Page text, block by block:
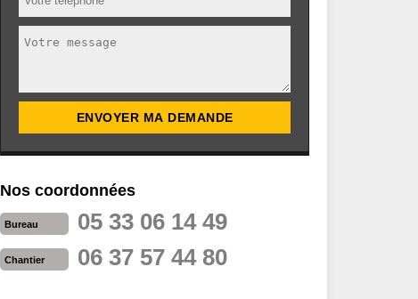
Nos coordonnées
Bureau 05 33 06 14 49
Chantier 06 37 57 44 80